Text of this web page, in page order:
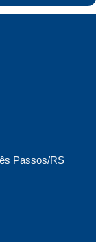
Passos/RS